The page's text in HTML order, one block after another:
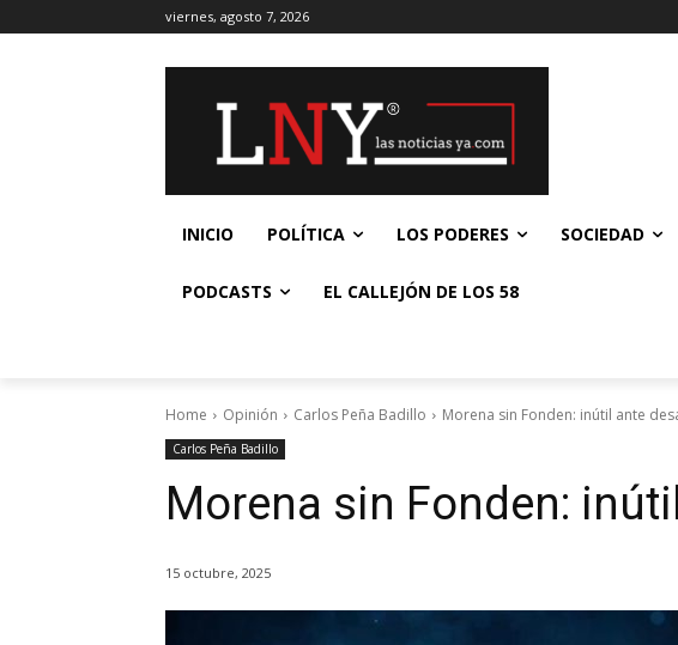
viernes, agosto 7, 2026
INICIO POLÍTICA LOS PODERES SOCIEDAD
PODCASTS EL CALLEJÓN DE LOS 58
Home Opinión Carlos Peña Badillo Morena sin Fonden: inútil ante
Carlos Peña Badillo
Morena sin Fonden:
15 octubre, 2025